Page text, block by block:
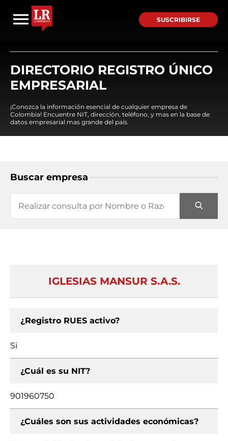
SUSCRIBIRSE
DIRECTORIO REGISTRO ÚNICO
EMPRESARIAL
¡Conozca la información esencial de cualquier empresa de
Colombia! Encuentre NIT, dirección, teléfono, y mas en la base de
datos empresarial mas grande del país.
Buscar empresa
IGLESIAS MANSUR S.A.S.
¿Registro RUES activo?
Si
¿Cuál es su NIT?
901960750
¿Cuáles son sus actividades económicas?